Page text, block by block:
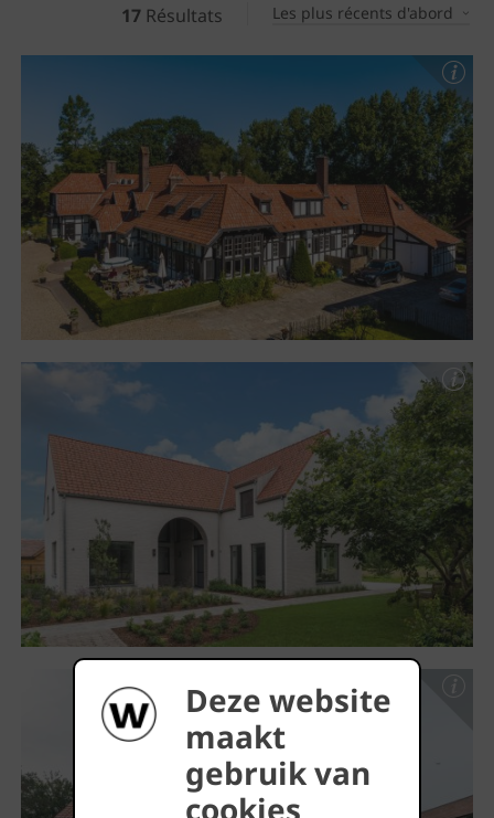
Deze website
maakt
gebruik van
cookies
17 Résultats Les plus récents d'abord